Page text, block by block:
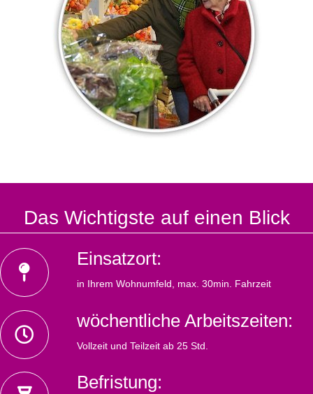
Das Wichtigste auf einen Blick
Einsatzort:
in Ihrem Wohnumfeld, max. 30min. Fahrzeit
wöchentliche Arbeitszeiten:
Vollzeit und Teilzeit ab 25 Std.
Befristung: